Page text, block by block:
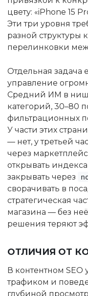
цвету: «iPhone 15
Эти три уровня
разной структуры
перелинковки
Отдельная задача
управление
Средний ИМ в
категорий, 30–80
фильтрационных
У части этих
— нет, у третьей
через
открывать
закрывать через
сворачивать в
стратегическая
магазина — без
решения теряют
ОТЛИЧИЯ ОТ
В контентном SEO
трафиком и
глубиной